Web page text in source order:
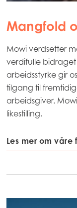
Mangfold
Mowi verdsetter
verdifulle
arbeidsstyrke gir
tilgang til
arbeidsgiver.
likestilling.
Les mer om våre